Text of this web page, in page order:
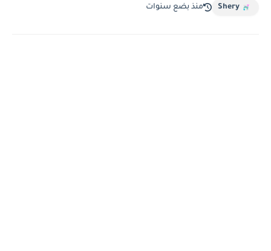
Shery منذ بضع سنوات